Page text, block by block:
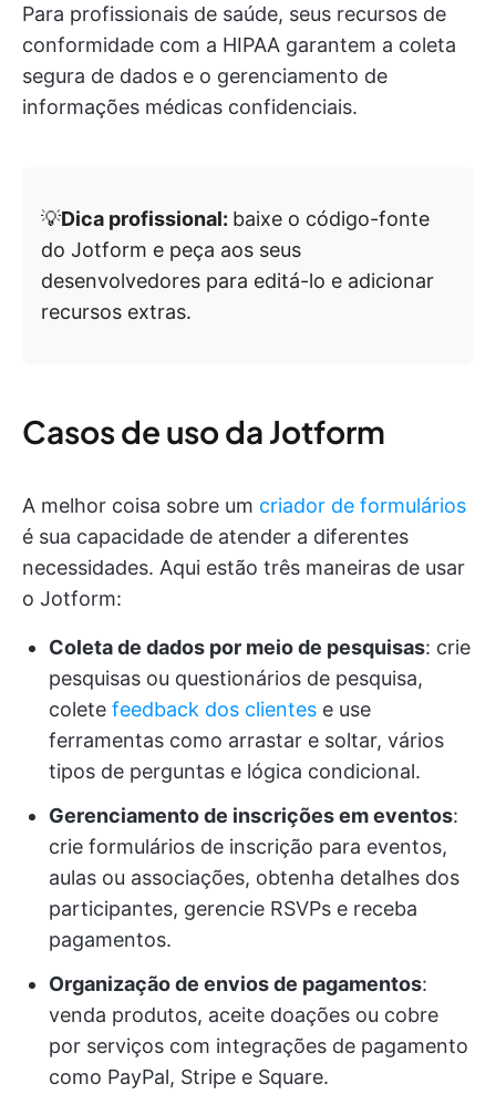
Para profissionais de saúde, seus recursos de
conformidade com a HIPAA garantem a coleta
segura de dados e o gerenciamento de
informações médicas confidenciais.
💡Dica profissional: baixe o código-fonte
do Jotform e peça aos seus
desenvolvedores para editá-lo e adicionar
recursos extras.
Casos de uso da Jotform
A melhor coisa sobre um criador de formulários
é sua capacidade de atender a diferentes
necessidades. Aqui estão três maneiras de usar
o Jotform:
Coleta de dados por meio de pesquisas: crie
pesquisas ou questionários de pesquisa,
colete feedback dos clientes e use
ferramentas como arrastar e soltar, vários
tipos de perguntas e lógica condicional.
Gerenciamento de inscrições em eventos:
crie formulários de inscrição para eventos,
aulas ou associações, obtenha detalhes dos
participantes, gerencie RSVPs e receba
pagamentos.
Organização de envios de pagamentos:
venda produtos, aceite doações ou cobre
por serviços com integrações de pagamento
como PayPal, Stripe e Square.